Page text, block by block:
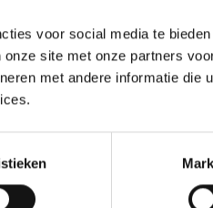
voor social media te
site met onze partners
met andere informatie die